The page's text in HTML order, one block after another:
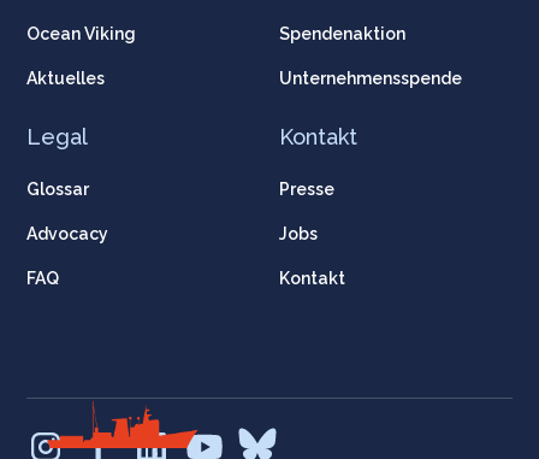
Ocean Viking
Aktuelles
Spendenaktion
Unternehmensspende
Legal
Glossar
Advocacy
FAQ
Kontakt
Presse
Jobs
Kontakt